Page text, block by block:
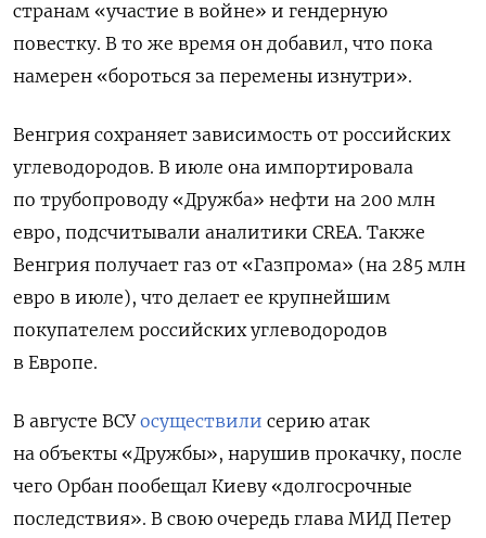
странам «участие в войне» и гендерную
повестку. В то же время он добавил, что пока
намерен «бороться за перемены изнутри».
Венгрия сохраняет зависимость от российских
углеводородов. В июле она импортировала
по трубопроводу «Дружба» нефти на 200 млн
евро, подсчитывали аналитики СREA. Также
Венгрия получает газ от «Газпрома» (на 285 млн
евро в июле), что делает ее крупнейшим
покупателем российских углеводородов
в Европе.
В августе ВСУосуществили серию атак
на объекты «Дружбы», нарушив прокачку, после
чего Орбан пообещал Киеву «долгосрочные
последствия». В свою очередь глава МИД Петер